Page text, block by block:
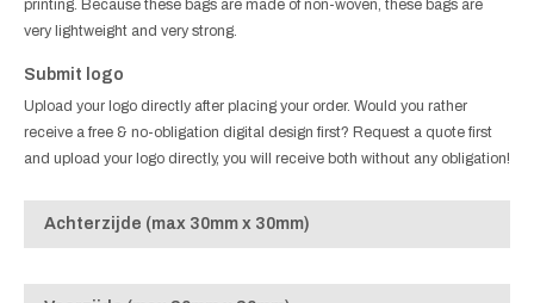
printing. Because these bags are made of non-woven, these bags are
very lightweight and very strong.
Submit logo
Upload your logo directly after placing your order. Would you rather
receive a free & no-obligation digital design first? Request a quote first
and upload your logo directly, you will receive both without any obligation!
Achterzijde (max 30mm x 30mm)